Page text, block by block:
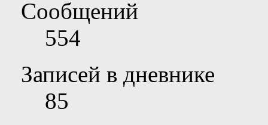
Сообщений
554
Записей в дневнике
85